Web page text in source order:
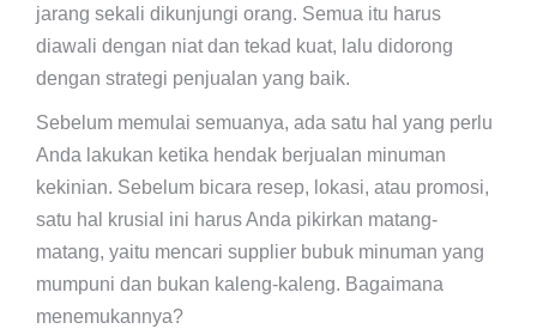
jarang sekali dikunjungi orang. Semua itu harus
diawali dengan niat dan tekad kuat, lalu didorong
dengan strategi penjualan yang baik.
Sebelum memulai semuanya, ada satu hal yang perlu
Anda lakukan ketika hendak berjualan minuman
kekinian. Sebelum bicara resep, lokasi, atau promosi,
satu hal krusial ini harus Anda pikirkan matang-
matang, yaitu mencari supplier bubuk minuman yang
mumpuni dan bukan kaleng-kaleng. Bagaimana
menemukannya?